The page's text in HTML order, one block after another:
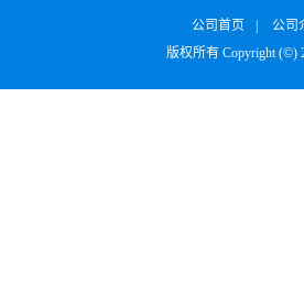
公司首页
公司
版权所有 Copyright (©)